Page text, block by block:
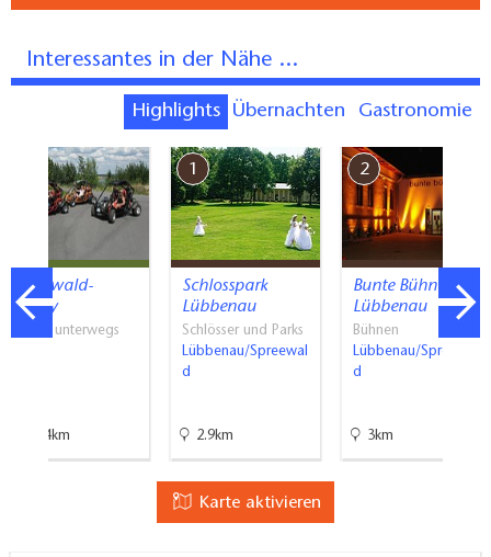
Interessantes in der Nähe ...
Highlights Übernachten Gastronomie
Spreewald-
Buggy
Mit PS unterwegs
10.4km
1
Schlosspark
Lübbenau
Schlösser und Parks
Lübbenau/Spreewal
d
2.9km
2
Bunte Bühne
Lübbenau
Bühnen
Lübbenau/Spreewal
d
3km
Karte aktivieren